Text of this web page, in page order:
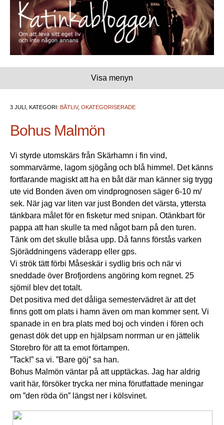
Visa menyn
3 JULI, KATEGORI: BÅTLIV, OKATEGORISERADE
Bohus Malmön
Vi styrde utomskärs från Skärhamn i fin vind,
sommarvärme, lagom sjögång och blå himmel. Det känns
fortfarande magiskt att ha en båt där man känner sig trygg
ute vid Bonden även om vindprognosen säger 6-10 m/
sek. När jag var liten var just Bonden det värsta, yttersta
tänkbara målet för en fisketur med snipan. Otänkbart för
pappa att han skulle ta med något barn på den turen.
Tänk om det skulle blåsa upp. Då fanns förstås varken
Sjöräddningens väderapp eller gps.
Vi strök tätt förbi Måseskär i sydlig bris och när vi
sneddade över Brofjordens angöring kom regnet. 25
sjömil blev det totalt.
Det positiva med det dåliga semestervädret är att det
finns gott om plats i hamn även om man kommer sent. Vi
spanade in en bra plats med boj och vinden i fören och
genast dök det upp en hjälpsam norrman ur en jättelik
Storebro för att ta emot förtampen.
”Tack!” sa vi. ”Bare göj” sa han.
Bohus Malmön väntar på att upptäckas. Jag har aldrig
varit här, försöker trycka ner mina förutfattade meningar
om ”den röda ön” längst ner i kölsvinet.